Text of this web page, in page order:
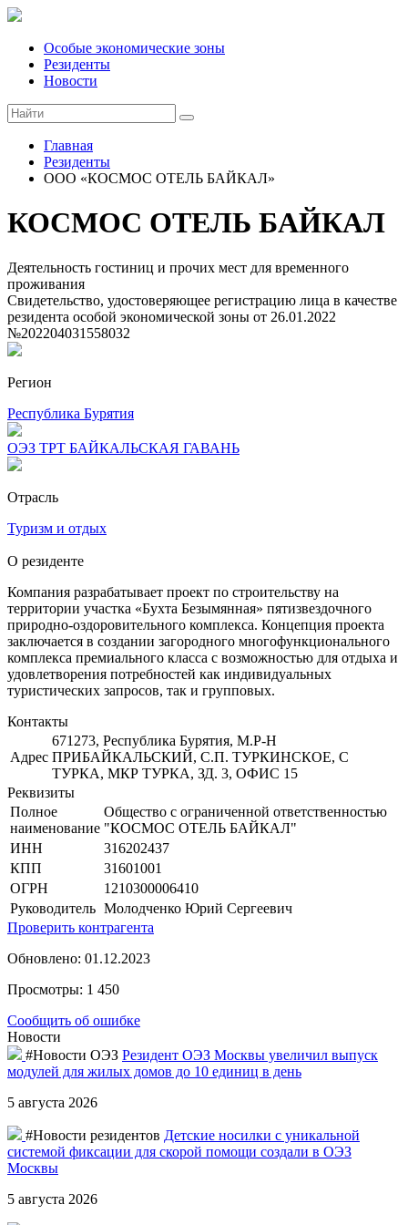
Особые экономические зоны
Резиденты
Новости
Главная
Резиденты
ООО «КОСМОС ОТЕЛЬ БАЙКАЛ»
КОСМОС ОТЕЛЬ БАЙКАЛ
Деятельность гостиниц и прочих мест для временного
проживания
Свидетельство, удостоверяющее регистрацию лица в качестве
резидента особой экономической зоны от 26.01.2022
№202204031558032
Регион
Республика Бурятия
ОЭЗ ТРТ БАЙКАЛЬСКАЯ ГАВАНЬ
Отрасль
Туризм и отдых
О резиденте
Компания разрабатывает проект по строительству на
территории участка «Бухта Безымянная» пятизвездочного
природно-оздоровительного комплекса. Концепция проекта
заключается в создании загородного многофункционального
комплекса премиального класса с возможностью для отдыха и
удовлетворения потребностей как индивидуальных
туристических запросов, так и групповых.
Контакты
Адрес
671273, Республика Бурятия, М.Р-Н
ПРИБАЙКАЛЬСКИЙ, С.П. ТУРКИНСКОЕ, С
ТУРКА, МКР ТУРКА, ЗД. 3, ОФИС 15
Реквизиты
Полное
наименование
Общество с ограниченной ответственностью
"КОСМОС ОТЕЛЬ БАЙКАЛ"
ИНН
316202437
КПП
31601001
ОГРН
1210300006410
Руководитель Молодченко Юрий Сергеевич
Проверить контрагента
Обновлено: 01.12.2023
Просмотры: 1 450
Сообщить об ошибке
Новости
#Новости ОЭЗ Резидент ОЭЗ Москвы увеличил выпуск
модулей для жилых домов до 10 единиц в день
5 августа 2026
#Новости резидентов Детские носилки с уникальной
системой фиксации для скорой помощи создали в ОЭЗ
Москвы
5 августа 2026